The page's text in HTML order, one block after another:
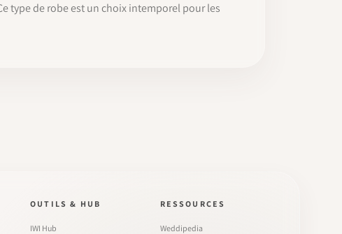
type de robe est un choix intemporel pour les
OUTILS & HUB
IWI Hub
RESSOURCES
Weddipedia